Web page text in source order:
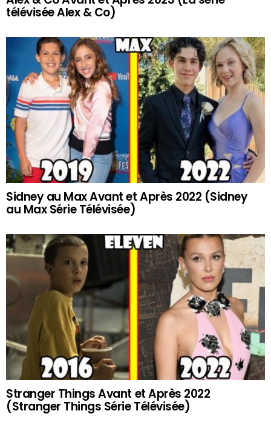
télévisée Alex & Co)
Sidney au Max Avant et Après 2022 (Sidney
au Max Série Télévisée)
Stranger Things Avant et Après 2022
(Stranger Things Série Télévisée)